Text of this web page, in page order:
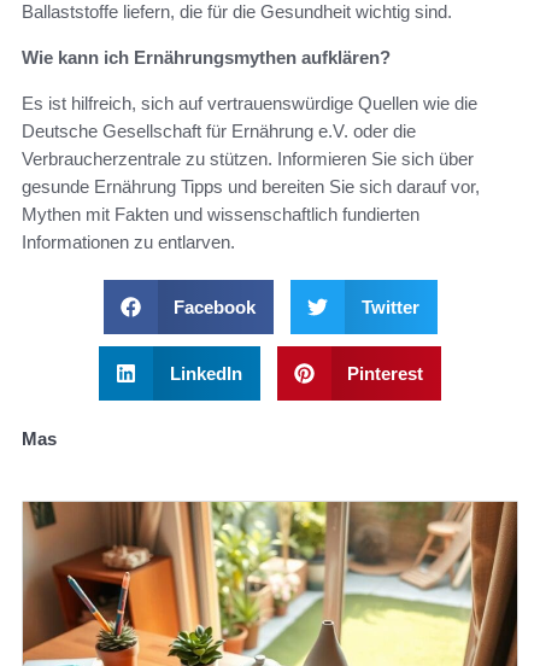
Ballaststoffe liefern, die für die Gesundheit wichtig sind.
Wie kann ich Ernährungsmythen aufklären?
Es ist hilfreich, sich auf vertrauenswürdige Quellen wie die
Deutsche Gesellschaft für Ernährung e.V. oder die
Verbraucherzentrale zu stützen. Informieren Sie sich über
gesunde Ernährung Tipps und bereiten Sie sich darauf vor,
Mythen mit Fakten und wissenschaftlich fundierten
Informationen zu entlarven.
Facebook Twitter
LinkedIn Pinterest
Mas